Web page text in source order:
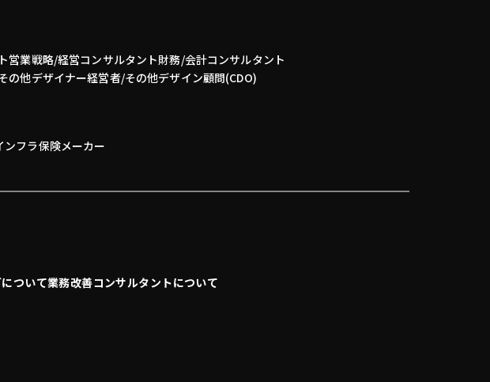
営業戦略/経営コンサルタント財務/会計コンサルタント
の他デザイナー経営者/その他デザイン顧問(CDO)
ンフラ保険メーカー
ついて業務改善コンサルタントについて